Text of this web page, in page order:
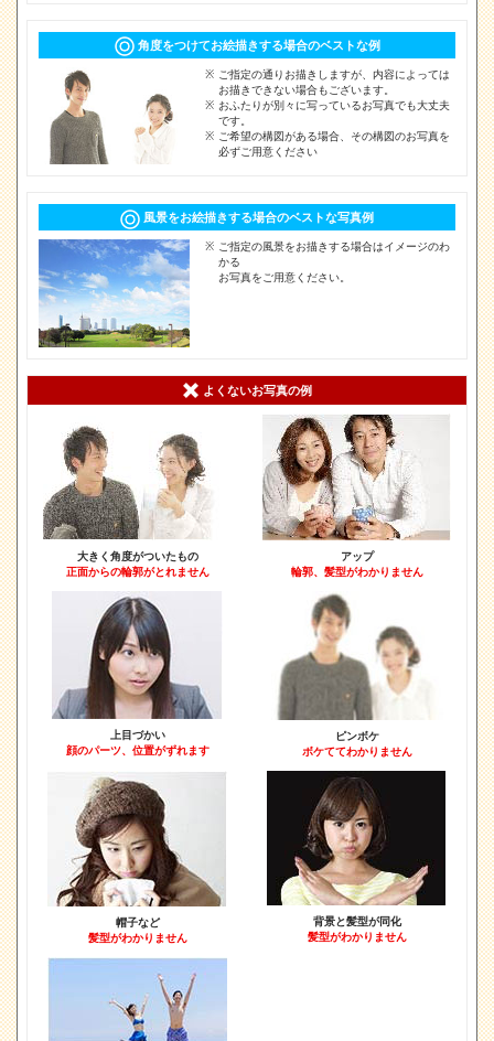
角度をつけてお絵描きする場合のベストな例
ご指定の通りお描きしますが、内容によっては
お描きできない場合もございます。
おふたりが別々に写っているお写真でも大丈夫
です。
ご希望の構図がある場合、その構図のお写真を
必ずご用意ください
風景をお絵描きする場合のベストな写真例
ご指定の風景をお描きする場合はイメージのわ
かる
お写真をご用意ください。
よくないお写真の例
大きく角度がついたもの
正面からの輪郭がとれません
アップ
輪郭、髪型がわかりません
上目づかい
顔のパーツ、位置がずれます
ピンボケ
ボケててわかりません
帽子など
髪型がわかりません
背景と髪型が同化
髪型がわかりません